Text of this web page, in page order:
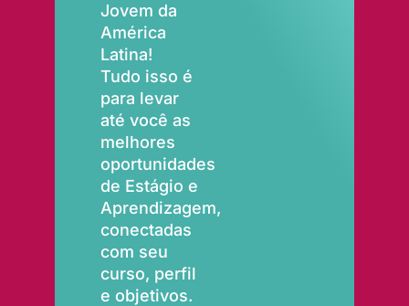
Jovem da
América
Latina!
Tudo isso é
para levar
até você as
melhores
oportunidades
de Estágio e
Aprendizagem,
conectadas
com seu
curso, perfil
e objetivos.